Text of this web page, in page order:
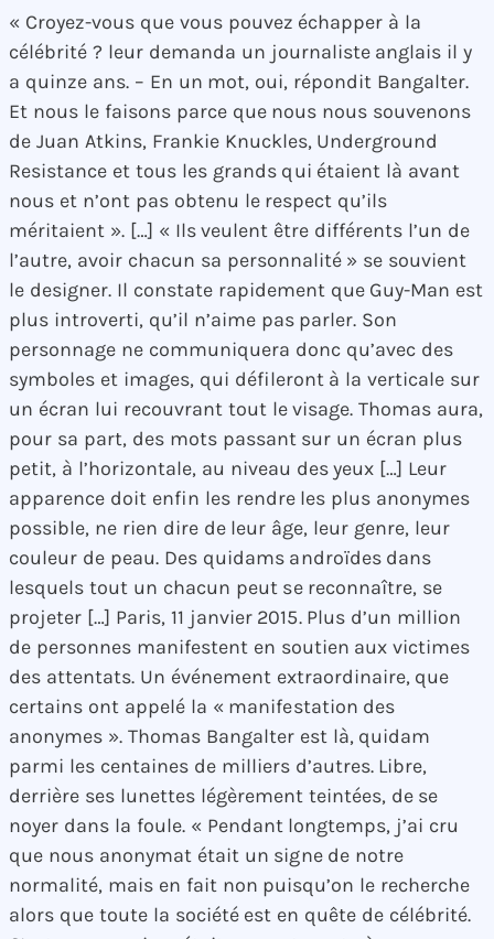
« Croyez-vous que vous pouvez échapper à la
célébrité ? leur demanda un journaliste anglais il y
a quinze ans. – En un mot, oui, répondit Bangalter.
Et nous le faisons parce que nous nous souvenons
de Juan Atkins, Frankie Knuckles, Underground
Resistance et tous les grands qui étaient là avant
nous et n’ont pas obtenu le respect qu’ils
méritaient ». […] « Ils veulent être différents l’un de
l’autre, avoir chacun sa personnalité » se souvient
le designer. Il constate rapidement que Guy-Man est
plus introverti, qu’il n’aime pas parler. Son
personnage ne communiquera donc qu’avec des
symboles et images, qui défileront à la verticale sur
un écran lui recouvrant tout le visage. Thomas aura,
pour sa part, des mots passant sur un écran plus
petit, à l’horizontale, au niveau des yeux […] Leur
apparence doit enfin les rendre les plus anonymes
possible, ne rien dire de leur âge, leur genre, leur
couleur de peau. Des quidams androïdes dans
lesquels tout un chacun peut se reconnaître, se
projeter […] Paris, 11 janvier 2015. Plus d’un million
de personnes manifestent en soutien aux victimes
des attentats. Un événement extraordinaire, que
certains ont appelé la « manifestation des
anonymes ». Thomas Bangalter est là, quidam
parmi les centaines de milliers d’autres. Libre,
derrière ses lunettes légèrement teintées, de se
noyer dans la foule. « Pendant longtemps, j’ai cru
que nous anonymat était un signe de notre
normalité, mais en fait non puisqu’on le recherche
alors que toute la société est en quête de célébrité.